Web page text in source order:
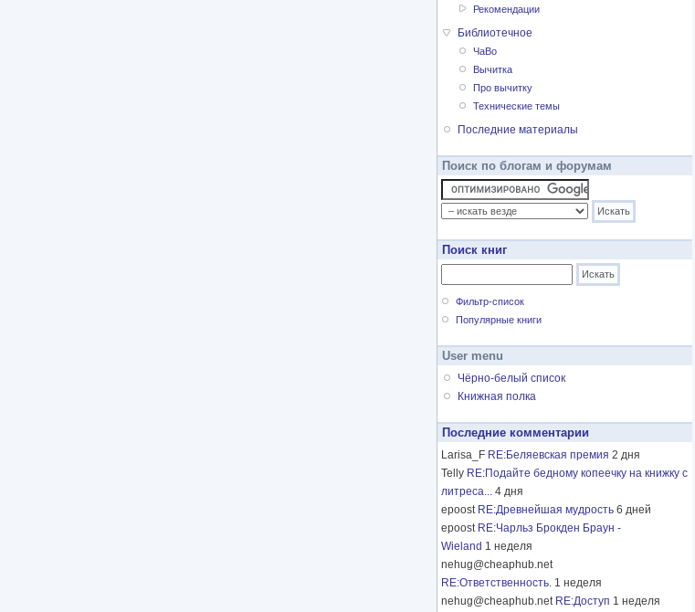
Рекомендации
Библиотечное
ЧаВо
Вычитка
Про вычитку
Технические темы
Последние материалы
Поиск по блогам и форумам
Поиск книг
Фильтр-список
Популярные книги
User menu
Чёрно-белый список
Книжная полка
Последние комментарии
Larisa_F RE:Беляевская премия 2 дня
Telly RE:Подайте бедному копеечку на книжку с
литреса... 4 дня
epoost RE:Древнейшая мудрость 6 дней
epoost RE:Чарльз Брокден Браун -
Wieland 1 неделя
nehug@cheaphub.net
RE:Ответственность. 1 неделя
nehug@cheaphub.net RE:Доступ 1 неделя